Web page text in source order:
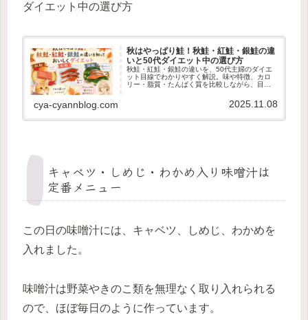
ダイエット中の選び方
秋はやっぱり鮭！秋鮭・紅鮭・銀鮭の違
いと50代ダイエット中の選び方
秋鮭・紅鮭・銀鮭の違いを、50代主婦のダイエ
ット目線でわかりやすく解説。味や特徴、カロ
リー・脂質・たんぱく質を比較しながら、目的
と納税で実際に食べた体験談も掲載。
cya-cyannblog.com 2025.11.08
キャベツ・しめじ・わかめ入り味噌汁は
定番メニュー
この日の味噌汁には、キャベツ、しめじ、わかめを
入れました。
味噌汁は野菜やきのこ類を無理なく取り入れられる
ので、ほぼ毎日のように作っています。